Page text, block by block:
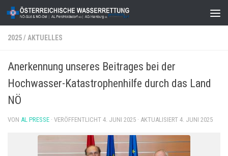
Zum Inhalt springen
2025/ AKTUELLES
Anerkennung unseres Beitrages bei der
Hochwasser-Katastrophenhilfe durch das Land
NÖ
VON AL PRESSE · VERÖFFENTLICHT 4. JUNI 2025 · AKTUALISIERT 4. JUNI 2025